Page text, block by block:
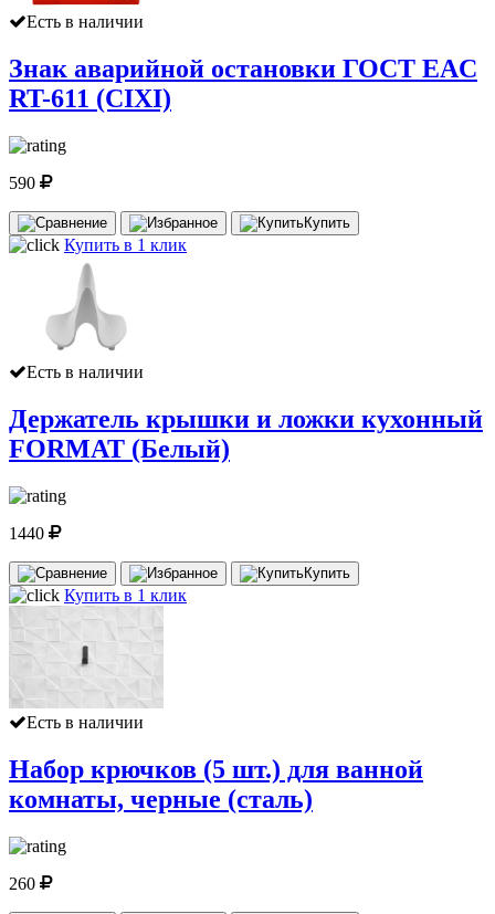
Есть в наличии
Знак аварийной остановки ГОСТ EAC
RT-611 (CIXI)
590
Купить
Купить в 1 клик
Есть в наличии
Держатель крышки и ложки кухонный
FORMAT (Белый)
1440
Купить
Купить в 1 клик
Есть в наличии
Набор крючков (5 шт.) для ванной
комнаты, черные (сталь)
260